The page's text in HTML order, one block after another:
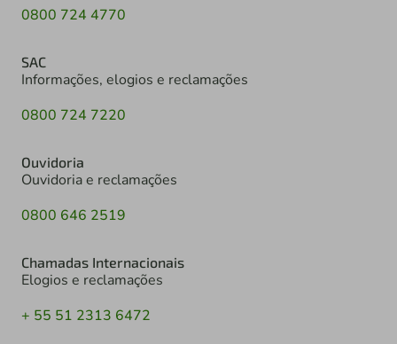
0800 724 4770
SAC
Informações, elogios e reclamações
0800 724 7220
Ouvidoria
Ouvidoria e reclamações
0800 646 2519
Chamadas Internacionais
Elogios e reclamações
+ 55 51 2313 6472